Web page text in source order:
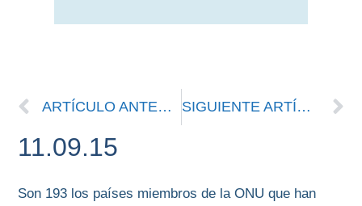
ARTÍCULO ANTERIOR SIGUIENTE ARTÍCULO
11.09.15
Son 193 los países miembros de la ONU que han